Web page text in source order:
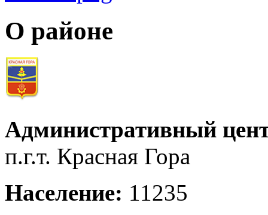
О районе
Административный
п.г.т. Красная Гора
Население: 11235